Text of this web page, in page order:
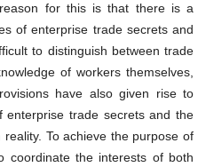
for this is that there is a
of enterprise trade secrets and
to distinguish between trade
of workers themselves,
have also given rise to
enterprise trade secrets and the
To achieve the purpose of
coordinate the interests of both